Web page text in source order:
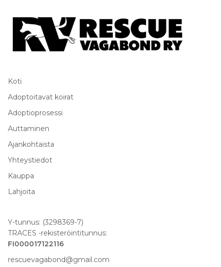
Koti
Adoptoitavat koirat
Adoptioprosessi
Auttaminen
Ajankohtaista
Yhteystiedot
Kauppa
Lahjoita
Y-tunnus: (3298369-7)
TRACES -rekisteröintitunnus:
FI000017122116
rescuevagabond@gmail.com